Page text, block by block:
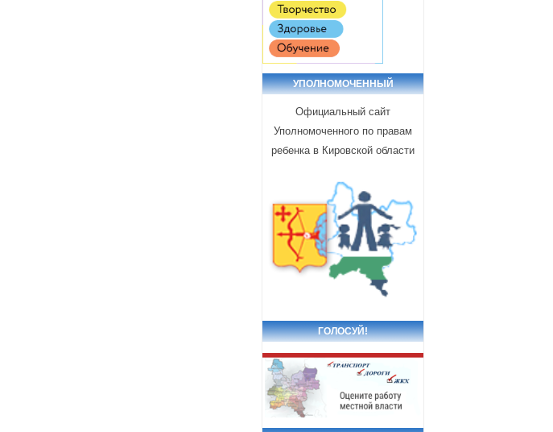
УПОЛНОМОЧЕННЫЙ
Официальный сайт
Уполномоченного по правам
ребенка в Кировской области
ГОЛОСУЙ!